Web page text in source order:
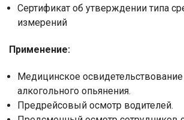
Сертификат об утверждении типа
измерений
Применение:
Медицинское освидетельствование
алкогольного опьянения.
Предрейсовый осмотр водителей.